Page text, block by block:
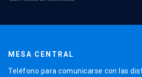
MESA CENTRAL
Teléfono para comunicarse con las